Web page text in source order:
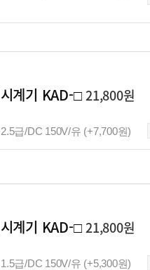
계기 KAD-□21,800원
급/DC 150V/유 (+7,700원)
계기 KAD-□21,800원
급/DC 150V/유 (+5,300원)